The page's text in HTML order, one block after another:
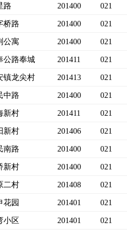
路 201400 021
桥路 201400 021
公寓 201400 021
公路奉城 201411 021
镇龙尖村 201413 021
中路 201400 021
新村 201411 021
新村 201406 021
南路 201400 021
新村 201400 021
二村 201408 021
花园 201401 021
小区 201401 021